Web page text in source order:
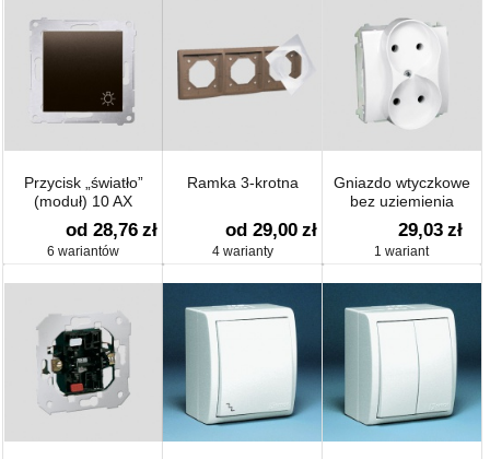
Przycisk „światło”
(moduł) 10 AX
od 28,76 zł
6 wariantów
Ramka 3-krotna
od 29,00 zł
4 warianty
Gniazdo wtyczkowe
bez uziemienia
podwójne (moduł), z
przesłonami torów
prądowych
29,03 zł
1 wariant